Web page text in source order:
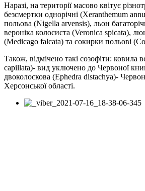
Наразі, на території масово квітує
безсмертки однорічні (Xeranthemum
польова (Nigella arvensis), льон
вероніка колосиста (Veronica spicata),
(Medicago falcata) та сокирки польові
Також, відмічено такі созофіти: ковила
capillata)- вид уключено до Червоної
двоколоскова (Ephedra distachya)-
Херсонської області.